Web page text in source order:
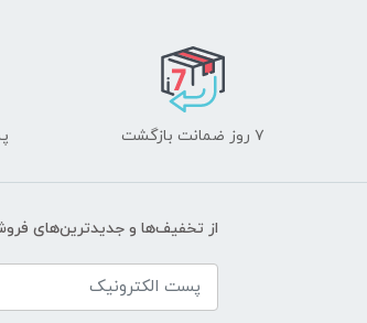
۷ روز ضمانت بازگشت
از تخفیف‌ها و جدیدترین‌های